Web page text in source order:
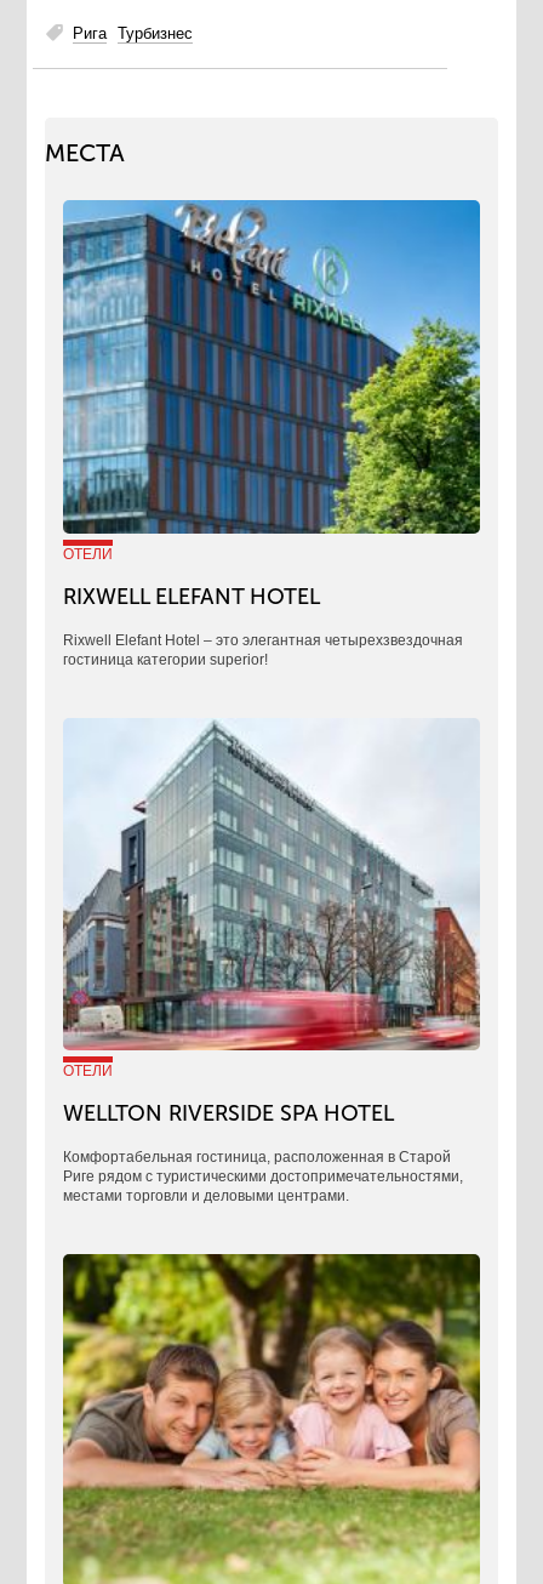
Рига Турбизнес
МЕСТА
ОТЕЛИ
RIXWELL ELEFANT HOTEL
Rixwell Elefant Hotel ‒ это элегантная четырехзвездочная
гостиница категории superior!
ОТЕЛИ
WELLTON RIVERSIDE SPA HOTEL
Комфортабельная гостиница, расположенная в Старой
Риге рядом с туристическими достопримечательностями,
местами торговли и деловыми центрами.